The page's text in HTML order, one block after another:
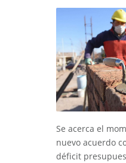
Se acerca el
nuevo acuerdo
déficit